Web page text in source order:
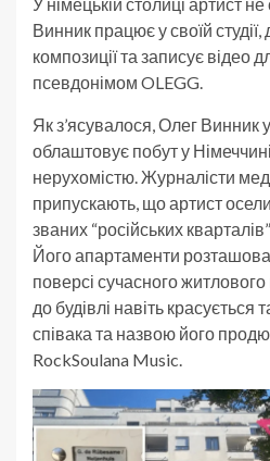
Винник працює у своїй
композиції та записує відео
псевдонімом OLEGG.
Як з’ясувалося, Олег Винник
облаштовує побут у
нерухомістю. Журналісти
припускають, що артист
званих “російських
Його апартаменти
поверсі сучасного
до будівлі навіть красується
співака та назвою його
RockSoulana Music.